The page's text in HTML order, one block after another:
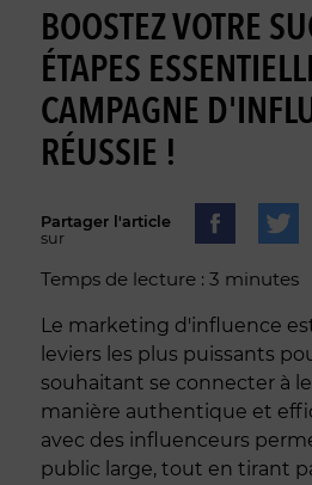
BOOSTEZ VOTRE
ÉTAPES
CAMPAGNE
RÉUSSIE !
Partager l'article
sur
Temps de lecture : 3 minutes
Le marketing d'influence
leviers les plus puissants
souhaitant se connecter à
manière authentique et
avec des influenceurs
public large, tout en tirant